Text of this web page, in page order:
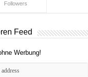
Followers
Feed
Werbung!